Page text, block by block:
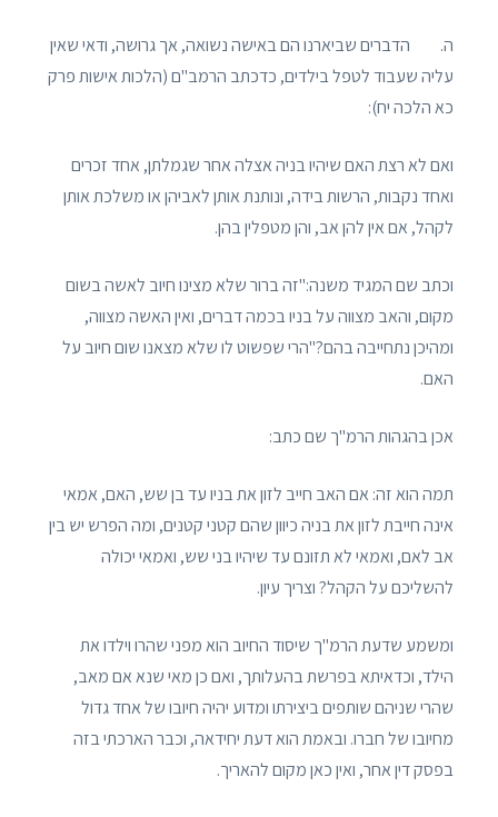
ה. הדברים שביארנו הם באישה נשואה, אך גרושה, ודאי שאין
עליה שעבוד לטפל בילדים, כדכתב הרמב"ם (הלכות אישות פרק
כא הלכה יח):
ואם לא רצת האם שיהיו בניה אצלה אחר שגמלתן, אחד זכרים
ואחד נקבות, הרשות בידה, ונותנת אותן לאביהן או משלכת אותן
לקהל, אם אין להן אב, והן מטפלין בהן.
וכתב שם המגיד משנה:"זה ברור שלא מצינו חיוב לאשה בשום
מקום, והאב מצווה על בניו בכמה דברים, ואין האשה מצווה,
ומהיכן נתחייבה בהם?"הרי שפשוט לו שלא מצאנו שום חיוב על
האם.
אכן בהגהות הרמ"ך שם כתב:
תמה הוא זה: אם האב חייב לזון את בניו עד בן שש, האם, אמאי
אינה חייבת לזון את בניה כיוון שהם קטני קטנים, ומה הפרש יש בין
אב לאם, ואמאי לא תזונם עד שיהיו בני שש, ואמאי יכולה
להשליכם על הקהל? וצריך עיון.
ומשמע שדעת הרמ"ך שיסוד החיוב הוא מפני שהרו וילדו את
הילד, וכדאיתא בפרשת בהעלותך, ואם כן מאי שנא אם מאב,
שהרי שניהם שותפים ביצירתו ומדוע יהיה חיובו של אחד גדול
מחיובו של חברו. ובאמת הוא דעת יחידאה, וכבר הארכתי בזה
בפסק דין אחר, ואין כאן מקום להאריך.